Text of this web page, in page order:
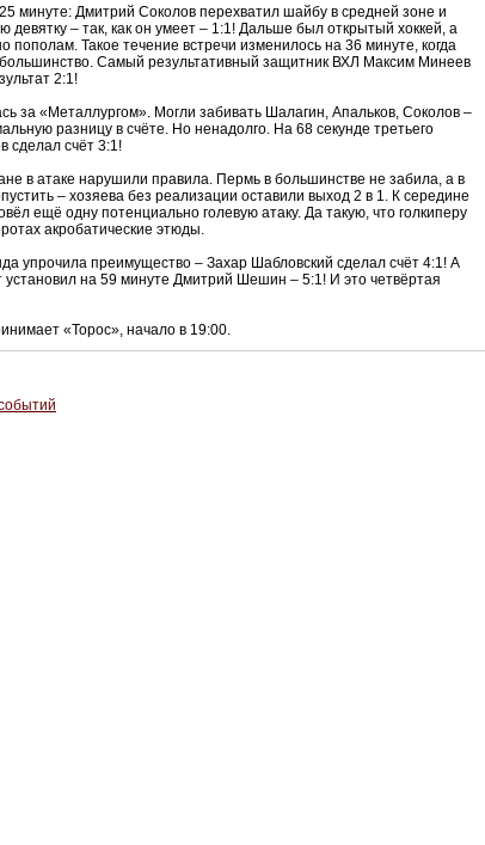
минуте: Дмитрий Соколов перехватил шайбу в средней зоне и
девятку – так, как он умеет – 1:1! Дальше был открытый хоккей, а
пополам. Такое течение встречи изменилось на 36 минуте, когда
Самый результативный защитник ВХЛ Максим Минеев
2:1!
за «Металлургом». Могли забивать Шалагин, Апальков, Соколов –
разницу в счёте. Но ненадолго. На 68 секунде третьего
сделал счёт 3:1!
в атаке нарушили правила. Пермь в большинстве не забила, а в
– хозяева без реализации оставили выход 2 в 1. К середине
ещё одну потенциально голевую атаку. Да такую, что голкиперу
акробатические этюды.
упрочила преимущество – Захар Шабловский сделал счёт 4:1! А
установил на 59 минуте Дмитрий Шешин – 5:1! И это четвёртая
«Торос», начало в 19:00.